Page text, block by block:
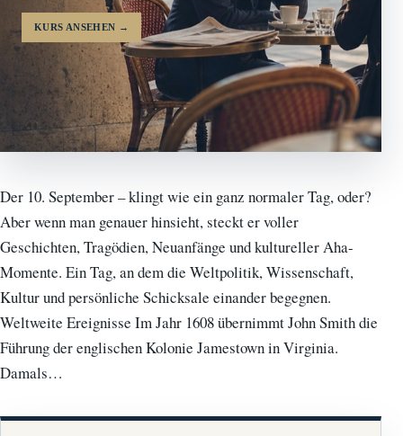
KURS ANSEHEN →
Der 10. September – klingt wie ein ganz normaler Tag, oder?
Aber wenn man genauer hinsieht, steckt er voller
Geschichten, Tragödien, Neuanfänge und kultureller Aha-
Momente. Ein Tag, an dem die Weltpolitik, Wissenschaft,
Kultur und persönliche Schicksale einander begegnen.
Weltweite Ereignisse Im Jahr 1608 übernimmt John Smith die
Führung der englischen Kolonie Jamestown in Virginia.
Damals…